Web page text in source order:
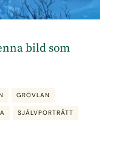
bild som
GRÖVLAN
SJÄLVPORTRÄTT